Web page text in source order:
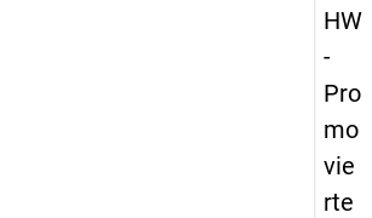
HW
-
Pro
mo
vie
rte